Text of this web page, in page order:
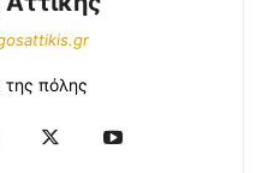
πόλης